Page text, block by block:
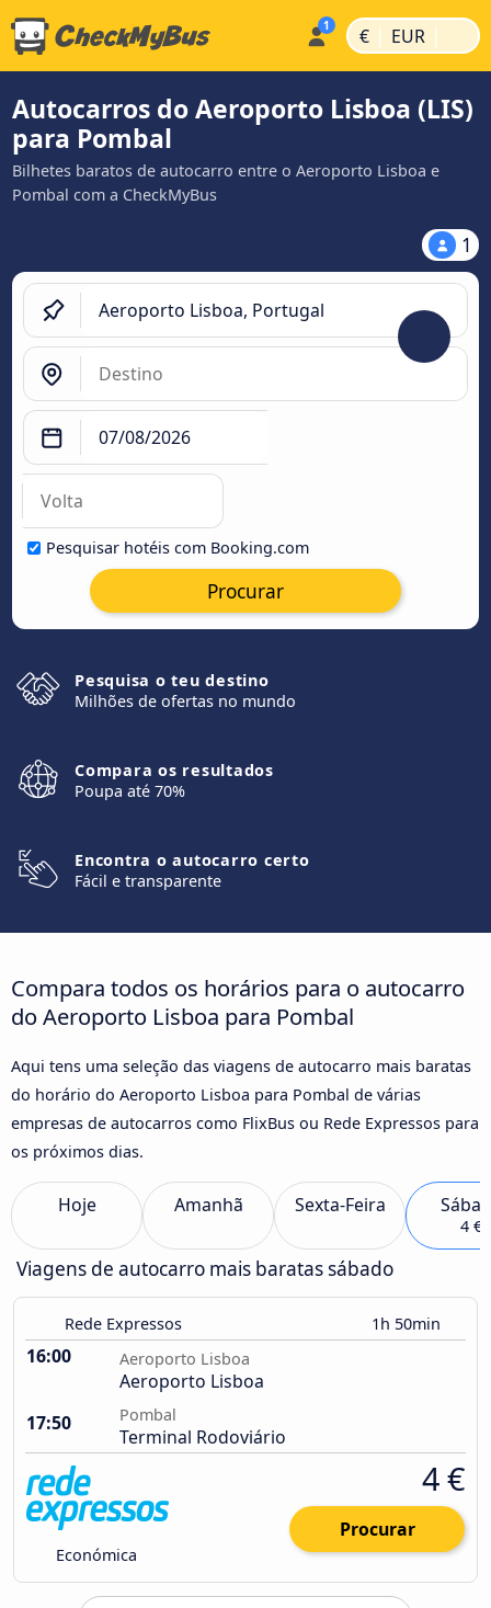
€ | EUR |
Autocarros do Aeroporto Lisboa (LIS)
para Pombal
Bilhetes baratos de autocarro entre o Aeroporto Lisboa e
Pombal com a CheckMyBus
1
Pesquisar hotéis com Booking.com
Procurar
Pesquisa o teu destino
Milhões de ofertas no mundo
Compara os resultados
Poupa até 70%
Encontra o autocarro certo
Fácil e transparente
Compara todos os horários para o autocarro
do Aeroporto Lisboa para Pombal
Aqui tens uma seleção das viagens de autocarro mais baratas
do horário do Aeroporto Lisboa para Pombal de várias
empresas de autocarros como FlixBus ou Rede Expressos para
os próximos dias.
Hoje Amanhã Sexta-Feira
4 €
Viagens de autocarro mais baratas sábado
Rede Expressos 1h 50min
16:00 Aeroporto Lisboa
Aeroporto Lisboa
17:50
Pombal
Terminal Rodoviário
Económica
4 €
Procurar